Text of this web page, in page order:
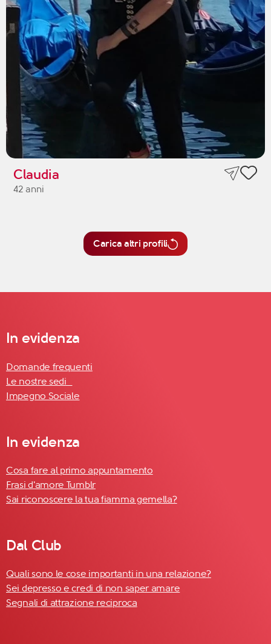
Claudia
42 anni
Carica altri profili
In evidenza
Domande frequenti
Le nostre sedi
Impegno Sociale
In evidenza
Cosa fare al primo appuntamento
Frasi d'amore Tumblr
Sai riconoscere la tua fiamma gemella?
Dal Club
Quali sono le cose importanti in una relazione?
Sei depresso e credi di non saper amare
Segnali di attrazione reciproca